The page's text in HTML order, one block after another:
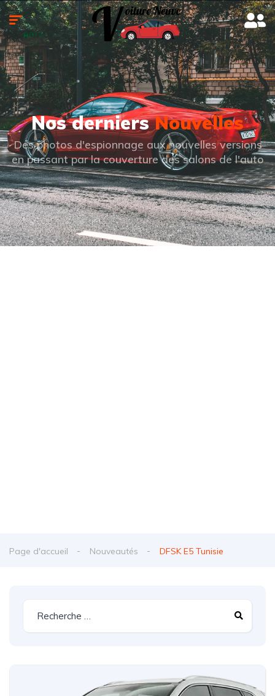
Nos derniersNouvelles
Des photos d'espionnage aux nouvelles versions
en passant par la couverture des salons de l'auto
Page d'accueil Nouveautés DFSK E5 Tunisie